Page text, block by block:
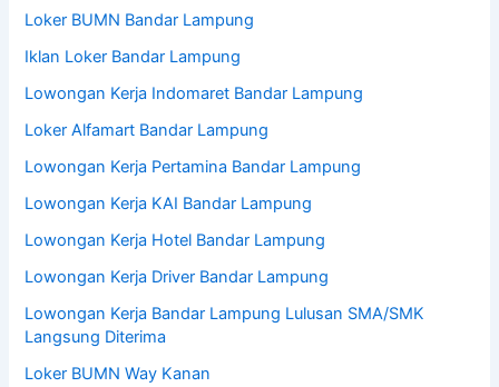
Loker BUMN Bandar Lampung
Iklan Loker Bandar Lampung
Lowongan Kerja Indomaret Bandar Lampung
Loker Alfamart Bandar Lampung
Lowongan Kerja Pertamina Bandar Lampung
Lowongan Kerja KAI Bandar Lampung
Lowongan Kerja Hotel Bandar Lampung
Lowongan Kerja Driver Bandar Lampung
Lowongan Kerja Bandar Lampung Lulusan SMA/SMK
Langsung Diterima
Loker BUMN Way Kanan